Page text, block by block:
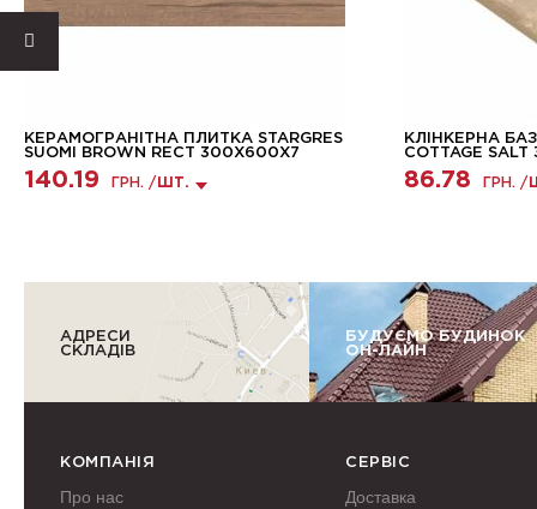
КЕРАМОГРАНІТНА ПЛИТКА STARGRES
SUOMI BROWN RECT 300X600X7
140.19 ГРН. / ШТ.
КЛІНКЕРНА
COTTAGE
86.78 ГРН. /
АДРЕСИ
СКЛАДІВ
БУДУЄМО БУДИНОК
ОН-ЛАЙН
КОМПАНІЯ
Про нас
СЕРВІС
Доставка